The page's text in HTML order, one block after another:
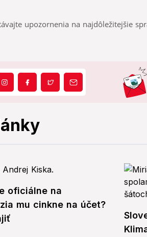
upozornenia na najdôležitejšie
oficiálne na
mu cinkne na účet?